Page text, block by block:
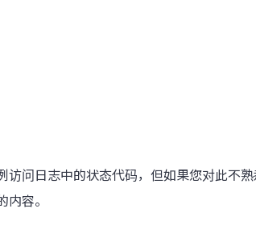
问日志中的状态代码，但如果您对此不
容。